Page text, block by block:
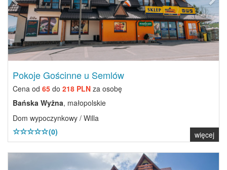
Pokoje Gościnne u Semlów
Cena od 65 do 218 PLN za osobę
Bańska Wyżna, małopolskie
Dom wypoczynkowy / Willa
(0)
więcej